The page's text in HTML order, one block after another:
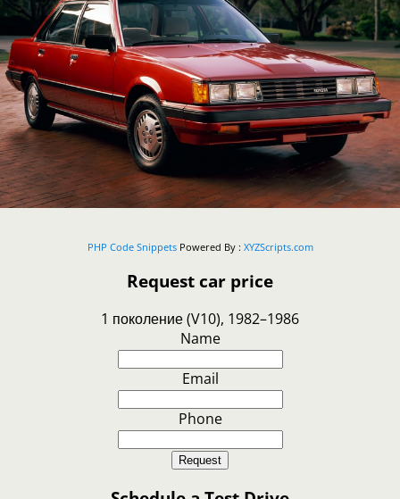
PHP Code SnippetsPowered By : XYZScripts.com
Request car price
1 поколение (V10), 1982–1986
Name
Email
Phone
Request